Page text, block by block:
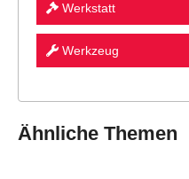
Werkstatt
Werkzeug
Ähnliche Themen